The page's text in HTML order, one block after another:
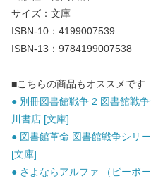
サイズ：文庫
ISBN-10：4199007539
ISBN-13：9784199007538
■こちらの商品もオススメです
● 別冊図書館戦争 2 図書館戦
川書店 [文庫]
● 図書館革命 図書館戦争シリ
[文庫]
● さよならアルファ （ビーボ